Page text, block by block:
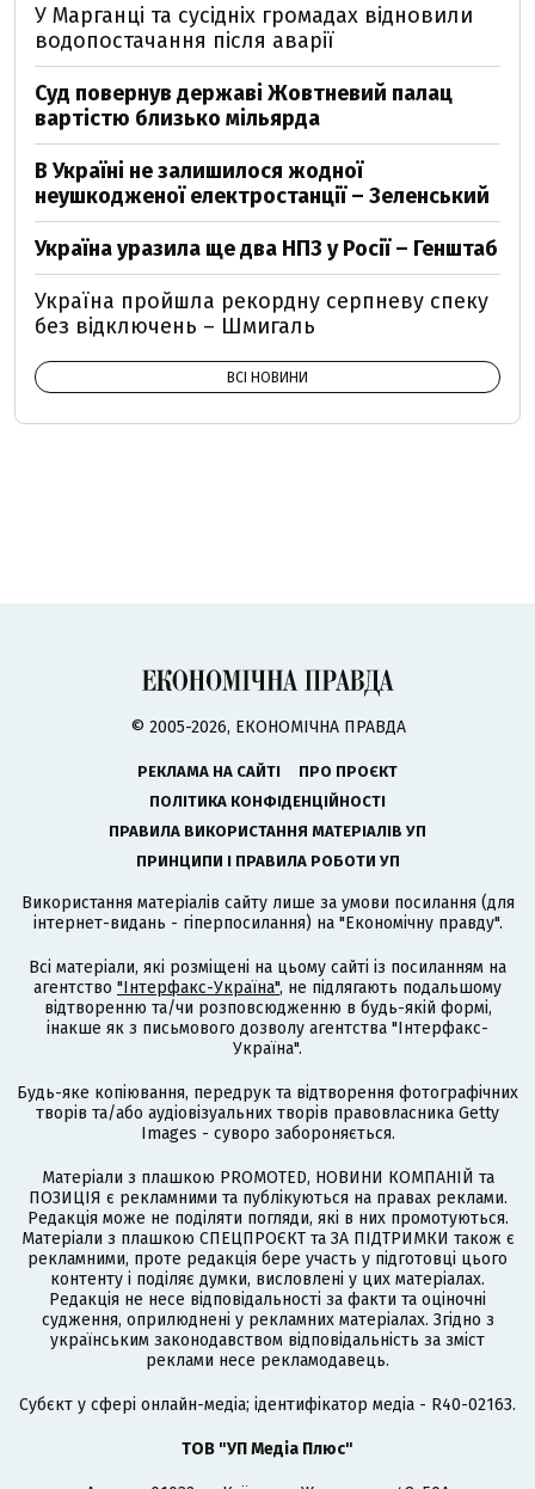
У Марганці та сусідніх громадах відновили
водопостачання після аварії
Суд повернув державі Жовтневий палац
вартістю близько мільярда
В Україні не залишилося жодної
неушкодженої електростанції – Зеленський
Україна уразила ще два НПЗ у Росії – Генштаб
Україна пройшла рекордну серпневу спеку
без відключень – Шмигаль
ВСІ НОВИНИ
© 2005-2026, ЕКОНОМІЧНА ПРАВДА
РЕКЛАМА НА САЙТІ
ПРО ПРОЄКТ
ПОЛІТИКА КОНФІДЕНЦІЙНОСТІ
ПРАВИЛА ВИКОРИСТАННЯ МАТЕРІАЛІВ УП
ПРИНЦИПИ І ПРАВИЛА РОБОТИ УП
Використання матеріалів сайту лише за умови посилання (для
інтернет-видань - гіперпосилання) на "Економічну правду".
Всі матеріали, які розміщені на цьому сайті із посиланням на
агентство "Інтерфакс-Україна", не підлягають подальшому
відтворенню та/чи розповсюдженню в будь-якій формі,
інакше як з письмового дозволу агентства "Інтерфакс-
Україна".
Будь-яке копіювання, передрук та відтворення фотографічних
творів та/або аудіовізуальних творів правовласника Getty
Images - суворо забороняється.
Матеріали з плашкою PROMOTED, НОВИНИ КОМПАНІЙ та
ПОЗИЦІЯ є рекламними та публікуються на правах реклами.
Редакція може не поділяти погляди, які в них промотуються.
Матеріали з плашкою СПЕЦПРОЄКТ та ЗА ПІДТРИМКИ також є
рекламними, проте редакція бере участь у підготовці цього
контенту і поділяє думки, висловлені у цих матеріалах.
Редакція не несе відповідальності за факти та оціночні
судження, оприлюднені у рекламних матеріалах. Згідно з
українським законодавством відповідальність за зміст
реклами несе рекламодавець.
Cубєкт у сфері онлайн-медіа; ідентифікатор медіа - R40-02163.
ТОВ "УП Медіа Плюс"